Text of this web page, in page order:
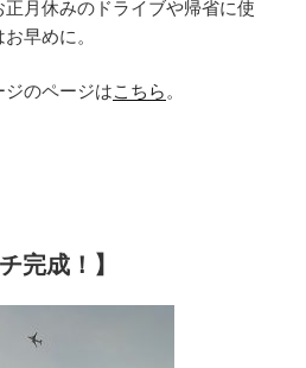
月休みのドライブや帰省に使
早めに。
ジのページはこちら 。
完成！】